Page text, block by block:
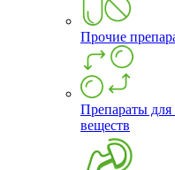
Прочие
Препараты
веществ